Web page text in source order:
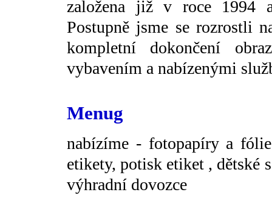
založena již v roce 1994
Postupně jsme se rozrostli
kompletní dokončení
vybavením a nabízenými
Menug
nabízíme - fotopapíry a
etikety, potisk etiket , dětské
výhradní dovozce